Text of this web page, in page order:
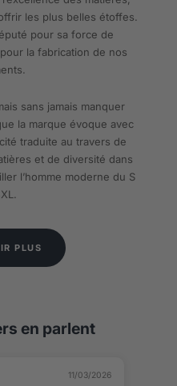
les plus belles étoffes.
pour sa force de
la fabrication de nos
sans jamais manquer
la marque évoque avec
traduite au travers de
et de diversité dans
l’homme moderne du S
PLUS
en parlent
11/03/2026